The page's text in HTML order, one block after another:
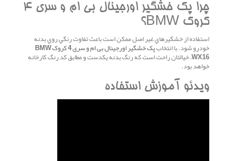
چرا پک خشگير اورجينال بی ام و سری 4
کروک BMW؟
استفاده از خشگيرهاي غير اصل ممکن است باعث تفاوت رنگي روي بدنه
خودرو شود. با انتخاب پک خشگير اورجينال بی ام و سری 4 کروک BMW
WX16، خيالتان راحت است که رنگ بدنه يکدست و مطابق کد رنگ کارخانه
خواهد بود.
ويدئو آموزش استفاده